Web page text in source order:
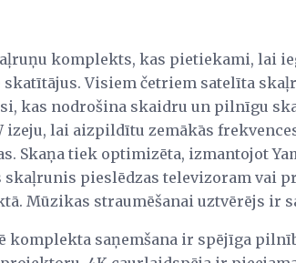
komplekts, kas pietiekami, lai
skatītājus. Visiem četriem satelīta
kas nodrošina skaidru un pilnīgu
izeju, lai aizpildītu zemākās
Skaņa tiek optimizēta, izmantojot
skaļrunis pieslēdzas televizoram vai
Mūzikas straumēšanai uztvērējs ir
komplekta saņemšana ir spējīga